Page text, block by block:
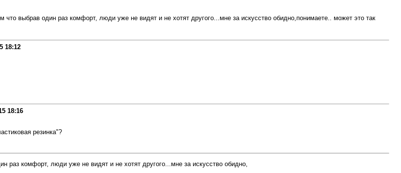
выбрав один раз комфорт, люди уже не видят и не хотят другого...мне за искусство обидно,понимаете.. может это так
18:12
18:16
резинка"?
раз комфорт, люди уже не видят и не хотят другого...мне за искусство обидно,